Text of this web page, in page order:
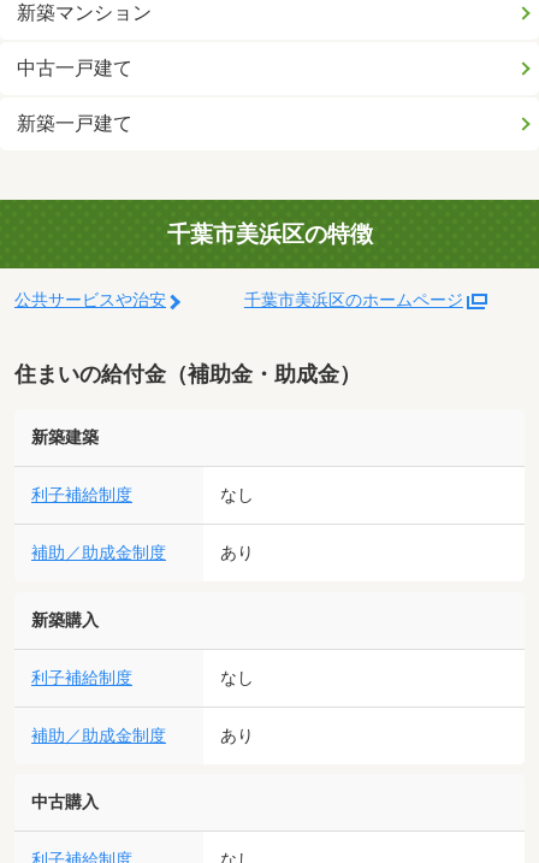
新築マンション
中古一戸建て
新築一戸建て
千葉市美浜区の特徴
公共サービスや治安 千葉市美浜区のホームページ
住まいの給付金（補助金・助成金）
新築建築
利子補給制度 なし
補助／助成金制度 あり
新築購入
利子補給制度 なし
補助／助成金制度 あり
中古購入